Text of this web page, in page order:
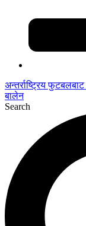
अन्तर्राष्ट्रिय फुटबलबाट
बालेन
Search